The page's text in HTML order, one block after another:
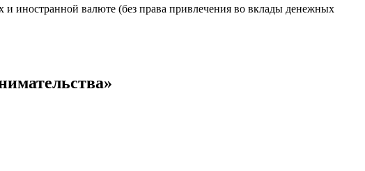
и иностранной валюте (без права привлечения во вклады денежных